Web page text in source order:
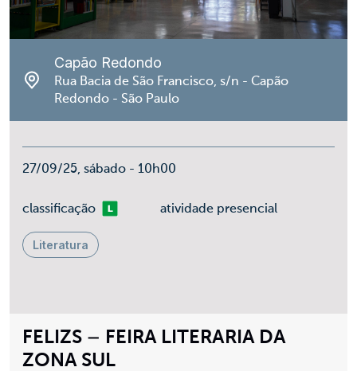
FELIZS – FEIRA LITERARIA DA
ZONA SUL
Capão Redondo
Rua Bacia de São Francisco, s/n - Capão
Redondo - São Paulo
27/09/25, sábado - 10h00
classificaçãoLivre atividade presencial
Literatura